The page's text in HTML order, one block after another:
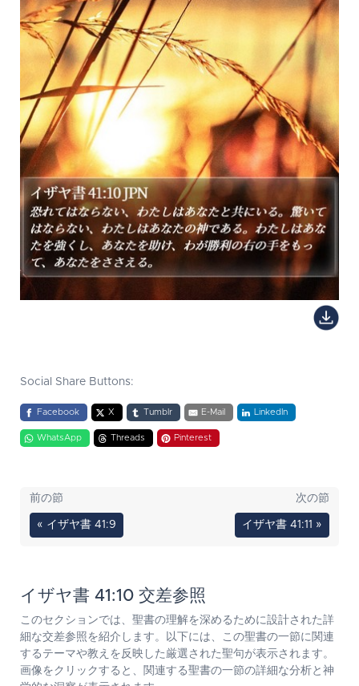
Social Share Buttons:
Facebook X Tumblr E-Mail LinkedIn
WhatsApp Threads Pinterest
前の節
« イザヤ書 41:9
次の節
イザヤ書 41:11 »
イザヤ書 41:10 交差参照
このセクションでは、聖書の理解を深めるために設計された詳
細な交差参照を紹介します。以下には、この聖書の一節に関連
するテーマや教えを反映した厳選された聖句が表示されます。
画像をクリックすると、関連する聖書の一節の詳細な分析と神